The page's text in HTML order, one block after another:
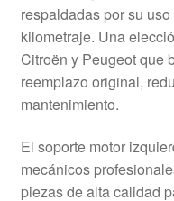
respaldadas por su
kilometraje. Una
Citroën y Peugeot que
reemplazo original,
mantenimiento.
El soporte motor
mecánicos
piezas de alta calidad